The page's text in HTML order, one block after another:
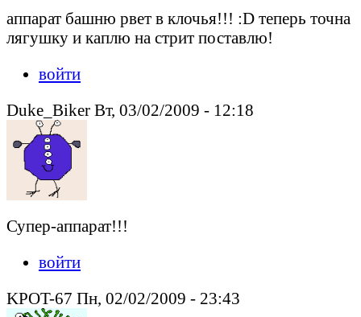
аппарат башню рвет в клочья!!! :D теперь точна
лягушку и каплю на стрит поставлю!
войти
Duke_Biker Вт, 03/02/2009 - 12:18
Супер-аппарат!!!
войти
KPOT-67 Пн, 02/02/2009 - 23:43